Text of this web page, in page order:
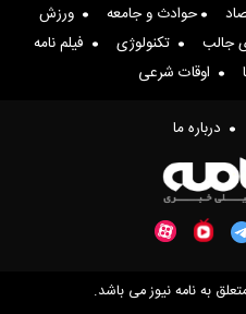
حوادث و جامعه
ورزش
جالب تکنولوژی
فیلم نامه
اوقات شرعی
درباره ما
به نامه نیوز می باشد.